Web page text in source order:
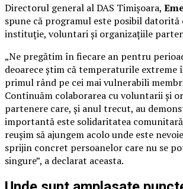
Directorul general al DAS Timișoara,
spune că programul este posibil
instituție, voluntari și organizațiile
„Ne pregătim în fiecare an pentru
deoarece știm că temperaturile extreme
primul rând pe cei mai vulnerabili
Continuăm colaborarea cu voluntarii și
partenere care, și anul trecut, au
importantă este solidaritatea
reușim să ajungem acolo unde este
sprijin concret persoanelor care nu se
singure”, a declarat aceasta.